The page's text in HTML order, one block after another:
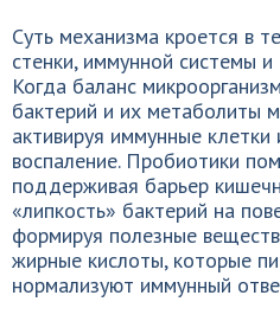
Суть механизма кроется в
стенки, иммунной системы
Когда баланс
бактерий и их метаболиты
активируя иммунные
воспаление. Пробиотики
поддерживая барьер
«липкость» бактерий на
формируя полезные
жирные кислоты, которые
нормализуют иммунный